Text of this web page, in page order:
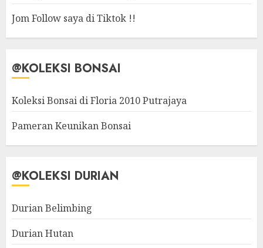
Jom Follow saya di Tiktok !!
@KOLEKSI BONSAI
Koleksi Bonsai di Floria 2010 Putrajaya
Pameran Keunikan Bonsai
@KOLEKSI DURIAN
Durian Belimbing
Durian Hutan